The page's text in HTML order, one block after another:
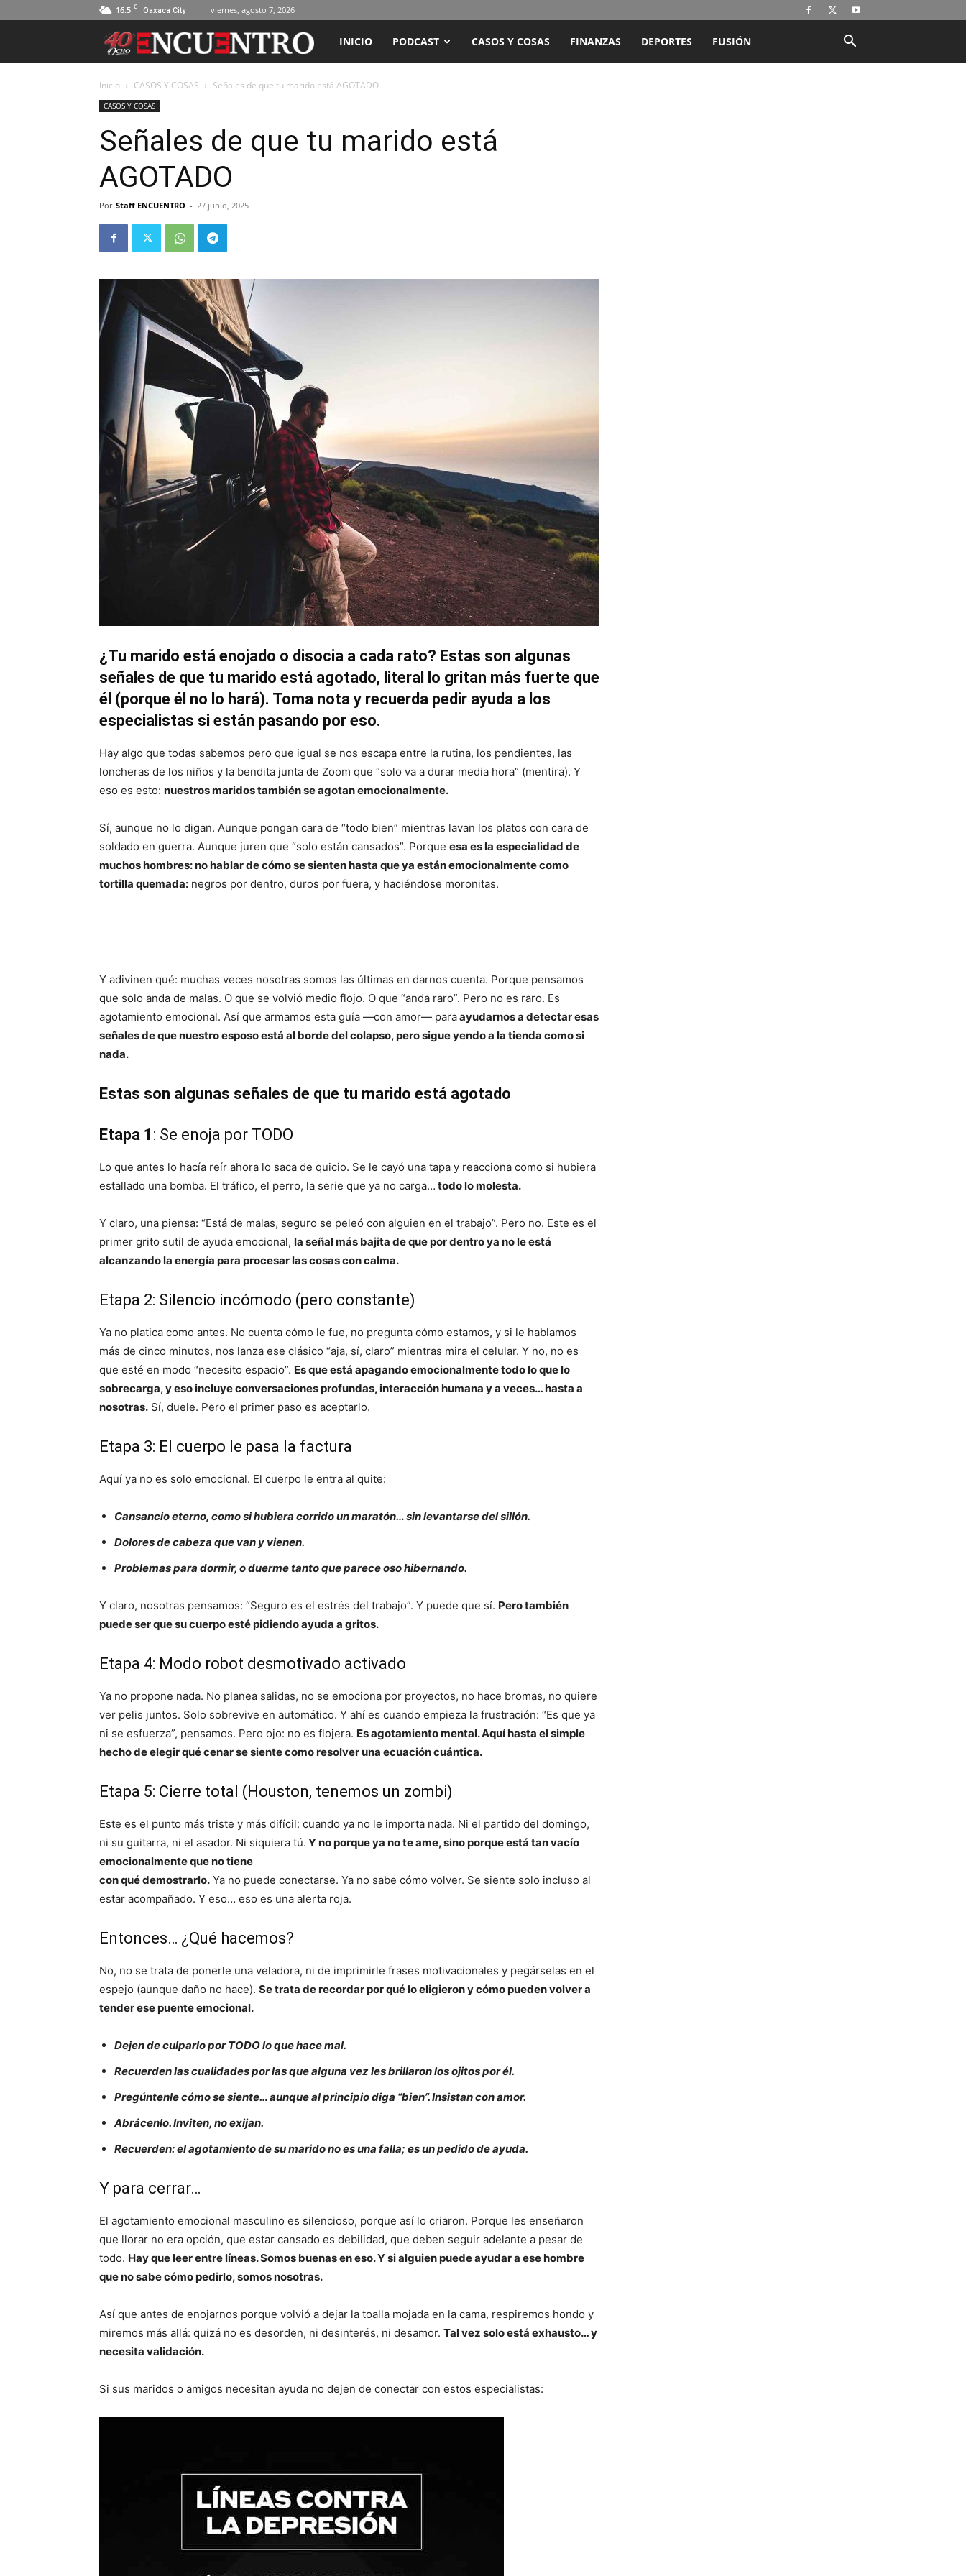
16.5 C Oaxaca City viernes, agosto 7, 2026
ENCUENTRO
RADIO
INICIO PODCAST CASOS Y COSAS FINANZAS DEPORTES FUSIÓN
Inicio CASOS Y COSAS Señales de que tu marido está AGOTADO
CASOS Y COSAS
Señales de que tu marido está
AGOTADO
Por Staff ENCUENTRO - 27 junio, 2025
¿Tu marido está enojado o disocia a cada rato? Estas son algunas
señales de que tu marido está agotado, literal lo gritan más fuerte que
él (porque él no lo hará). Toma nota y recuerda pedir ayuda a los
especialistas si están pasando por eso.
Hay algo que todas sabemos pero que igual se nos escapa entre la rutina, los pendientes, las
loncheras de los niños y la bendita junta de Zoom que “solo va a durar media hora” (mentira). Y
eso es esto: nuestros maridos también se agotan emocionalmente.
Sí, aunque no lo digan. Aunque pongan cara de “todo bien” mientras lavan los platos con cara de
soldado en guerra. Aunque juren que “solo están cansados”. Porque esa es la especialidad de
muchos hombres: no hablar de cómo se sienten hasta que ya están emocionalmente como
tortilla quemada: negros por dentro, duros por fuera, y haciéndose moronitas.
Y adivinen qué: muchas veces nosotras somos las últimas en darnos cuenta. Porque pensamos
que solo anda de malas. O que se volvió medio flojo. O que “anda raro”. Pero no es raro. Es
agotamiento emocional. Así que armamos esta guía —con amor— paraayudarnos a detectar esas
señales de que nuestro esposo está al borde del colapso, pero sigue yendo a la tienda como si
nada.
Estas son algunas señales de que tu marido está agotado
Etapa 1 : Se enoja por TODO
Lo que antes lo hacía reír ahora lo saca de quicio. Se le cayó una tapa y reacciona como si hubiera
estallado una bomba. El tráfico, el perro, la serie que ya no carga… todo lo molesta.
Y claro, una piensa: “Está de malas, seguro se peleó con alguien en el trabajo”. Pero no. Este es el
primer grito sutil de ayuda emocional, la señal más bajita de que por dentro ya no le está
alcanzando la energía para procesar las cosas con calma.
Etapa 2: Silencio incómodo (pero constante)
Ya no platica como antes. No cuenta cómo le fue, no pregunta cómo estamos, y si le hablamos
más de cinco minutos, nos lanza ese clásico “aja, sí, claro” mientras mira el celular. Y no, no es
que esté en modo “necesito espacio”. Es que está apagando emocionalmente todo lo que lo
sobrecarga, y eso incluye conversaciones profundas, interacción humana y a veces… hasta a
nosotras. Sí, duele. Pero el primer paso es aceptarlo.
Etapa 3: El cuerpo le pasa la factura
Aquí ya no es solo emocional. El cuerpo le entra al quite:
Cansancio eterno, como si hubiera corrido un maratón… sin levantarse del sillón.
Dolores de cabeza que van y vienen.
Problemas para dormir, o duerme tanto que parece oso hibernando.
Y claro, nosotras pensamos: “Seguro es el estrés del trabajo”. Y puede que sí. Pero también
puede ser que su cuerpo esté pidiendo ayuda a gritos.
Etapa 4: Modo robot desmotivado activado
Ya no propone nada. No planea salidas, no se emociona por proyectos, no hace bromas, no quiere
ver pelis juntos. Solo sobrevive en automático. Y ahí es cuando empieza la frustración: “Es que ya
ni se esfuerza”, pensamos. Pero ojo: no es flojera. Es agotamiento mental. Aquí hasta el simple
hecho de elegir qué cenar se siente como resolver una ecuación cuántica.
Etapa 5: Cierre total (Houston, tenemos un zombi)
Este es el punto más triste y más difícil: cuando ya no le importa nada. Ni el partido del domingo,
ni su guitarra, ni el asador. Ni siquiera tú. Y no porque ya no te ame, sino porque está tan vacío
emocionalmente que no tiene
con qué demostrarlo. Ya no puede conectarse. Ya no sabe cómo volver. Se siente solo incluso al
estar acompañado. Y eso… eso es una alerta roja.
Entonces… ¿Qué hacemos?
No, no se trata de ponerle una veladora, ni de imprimirle frases motivacionales y pegárselas en el
espejo (aunque daño no hace). Se trata de recordar por qué lo eligieron y cómo pueden volver a
tender ese puente emocional.
Dejen de culparlo por TODO lo que hace mal.
Recuerden las cualidades por las que alguna vez les brillaron los ojitos por él.
Pregúntenle cómo se siente… aunque al principio diga “bien”. Insistan con amor.
Abrácenlo. Inviten, no exijan.
Recuerden: el agotamiento de su marido no es una falla; es un pedido de ayuda.
Y para cerrar…
El agotamiento emocional masculino es silencioso, porque así lo criaron. Porque les enseñaron
que llorar no era opción, que estar cansado es debilidad, que deben seguir adelante a pesar de
todo. Hay que leer entre líneas. Somos buenas en eso. Y si alguien puede ayudar a ese hombre
que no sabe cómo pedirlo, somos nosotras.
Así que antes de enojarnos porque volvió a dejar la toalla mojada en la cama, respiremos hondo y
miremos más allá: quizá no es desorden, ni desinterés, ni desamor. Tal vez solo está exhausto… y
necesita validación.
Si sus maridos o amigos necesitan ayuda no dejen de conectar con estos especialistas: